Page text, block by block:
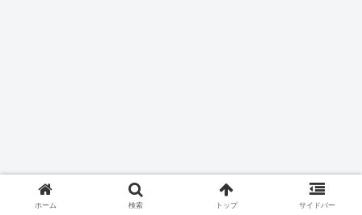
ホーム 検索 トップ サイドバー